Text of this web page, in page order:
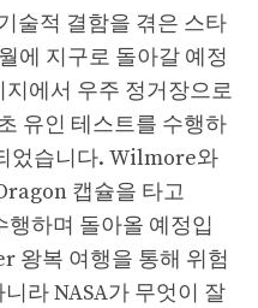
술적 결함을 겪은 스타
에 지구로 돌아갈 예정
에서 우주 정거장으로
유인 테스트를 수행하
었습니다. Wilmore와
캡슐을 타고
하며 돌아올 예정입
왕복 여행을 통해 위험
라 NASA가 무엇이 잘